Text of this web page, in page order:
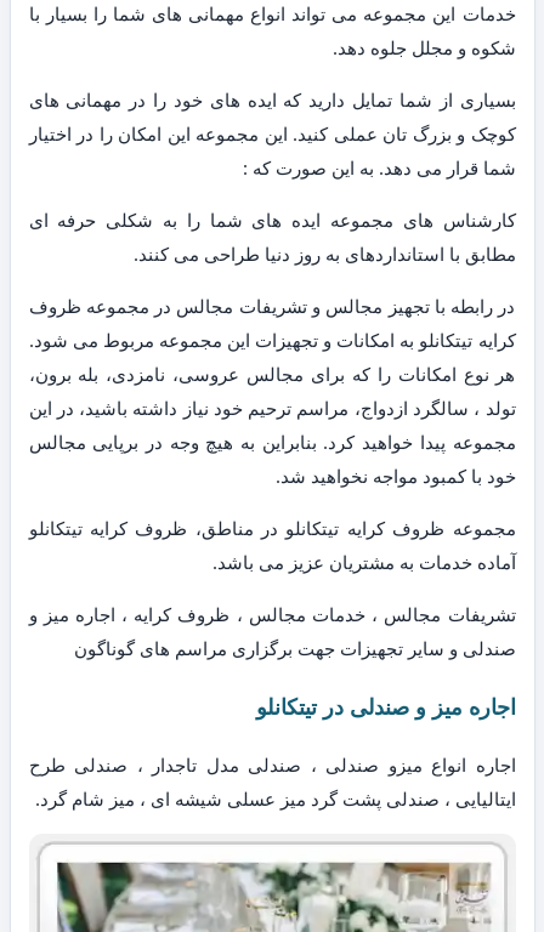
خدمات این مجموعه می تواند انواع مهمانی های شما را بسیار با
شکوه و مجلل جلوه دهد.
بسیاری از شما تمایل دارید که ایده های خود را در مهمانی های
کوچک و بزرگ تان عملی کنید. این مجموعه این امکان را در اختیار
شما قرار می دهد. به این صورت که :
کارشناس های مجموعه ایده های شما را به شکلی حرفه ای
مطابق با استانداردهای به روز دنیا طراحی می کنند.
در رابطه با تجهیز مجالس و تشریفات مجالس در مجموعه ظروف
کرایه تیتکانلو به امکانات و تجهیزات این مجموعه مربوط می شود.
هر نوع امکانات را که برای مجالس عروسی، نامزدی، بله برون،
تولد ، سالگرد ازدواج، مراسم ترحیم خود نیاز داشته باشید، در این
مجموعه پیدا خواهید کرد. بنابراین به هیچ وجه در برپایی مجالس
خود با کمبود مواجه نخواهید شد.
مجموعه ظروف کرایه تیتکانلو در مناطق، ظروف کرایه تیتکانلو
آماده خدمات به مشتریان عزیز می باشد.
تشریفات مجالس ، خدمات مجالس ، ظروف کرایه ، اجاره میز و
صندلی و سایر تجهیزات جهت برگزاری مراسم های گوناگون
اجاره میز و صندلی در تیتکانلو
اجاره انواع میزو صندلی ، صندلی مدل تاجدار ، صندلی طرح
ایتالیایی ، صندلی پشت گرد میز عسلی شیشه ای ، میز شام گرد.